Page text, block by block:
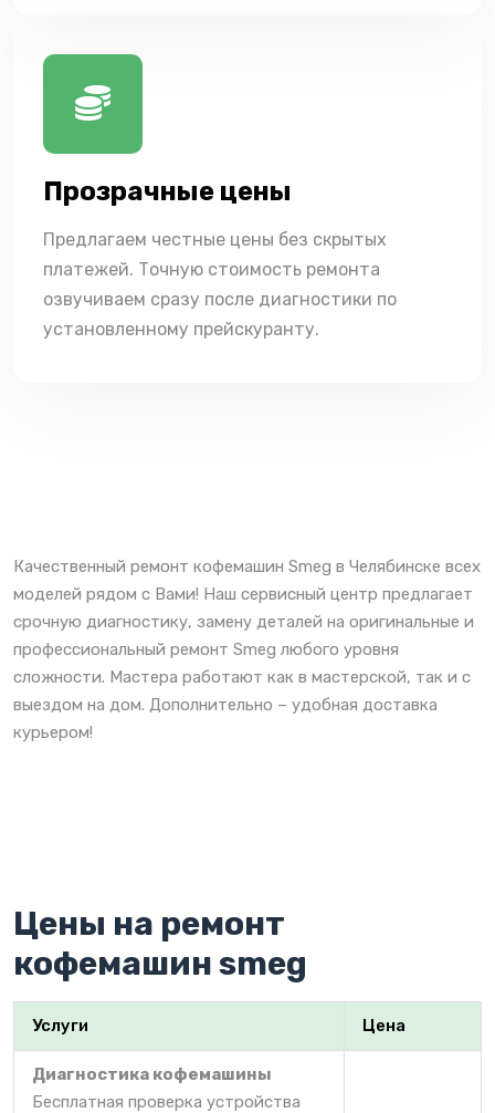
Прозрачные цены
Предлагаем честные цены без скрытых
платежей. Точную стоимость ремонта
озвучиваем сразу после диагностики по
установленному прейскуранту.
Качественный ремонт кофемашин Smeg в Челябинске всех
моделей рядом с Вами! Наш сервисный центр предлагает
срочную диагностику, замену деталей на оригинальные и
профессиональный ремонт Smeg любого уровня
сложности. Мастера работают как в мастерской, так и с
выездом на дом. Дополнительно – удобная доставка
курьером!
Цены на ремонт
кофемашин smeg
Услуги Цена
Диагностика кофемашины
Бесплатная проверка устройства